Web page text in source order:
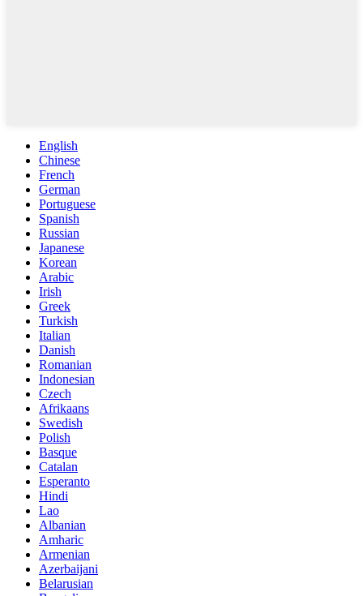
English
Chinese
French
German
Portuguese
Spanish
Russian
Japanese
Korean
Arabic
Irish
Greek
Turkish
Italian
Danish
Romanian
Indonesian
Czech
Afrikaans
Swedish
Polish
Basque
Catalan
Esperanto
Hindi
Lao
Albanian
Amharic
Armenian
Azerbaijani
Belarusian